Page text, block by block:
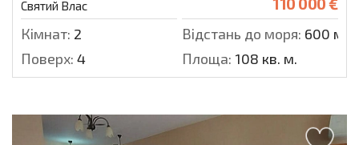
Святий Влас
Кімнат: 2 Відстань до моря: 600 м.
Поверх: 4 Площа: 108 кв. м.